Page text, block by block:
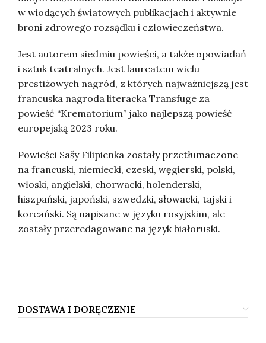
w wiodących światowych publikacjach i aktywnie
broni zdrowego rozsądku i człowieczeństwa.
Jest autorem siedmiu powieści, a także opowiadań
i sztuk teatralnych. Jest laureatem wielu
prestiżowych nagród, z których najważniejszą jest
francuska nagroda literacka Transfuge za
powieść “Krematorium” jako najlepszą powieść
europejską 2023 roku.
Powieści Sašy Filipienka zostały przetłumaczone
na francuski, niemiecki, czeski, węgierski, polski,
włoski, angielski, chorwacki, holenderski,
hiszpański, japoński, szwedzki, słowacki, tajski i
koreański. Są napisane w języku rosyjskim, ale
zostały przeredagowane na język białoruski.
DOSTAWA I DORĘCZENIE